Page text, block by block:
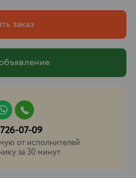
заказ
07-09
от исполнителей
за 30 минут